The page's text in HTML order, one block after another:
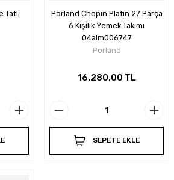
Tatlı
Porland Chopin Platin 27 Parça
6 Kişilik Yemek Takımı
04alm006747
Porland
16.280,00 TL
SEPETE EKLE